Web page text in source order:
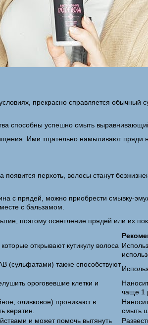
прекрасно справляется обычный
способны успешно смыть
Ими тщательно намыливают пряди
появится перхоть, волосы станут
с прядей, можно приобрести смывку-
с бальзамом.
поэтому осветление прядей или их
открывают кутикулу волоса
(сульфатами) также способствуют
ороговевшие клетки и
чаще 1
оливковое) проникают в
кератин.
смыть
и может помочь вытянуть